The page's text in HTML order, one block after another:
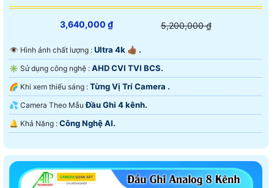
3,640,000 ₫ 5,200,000 ₫
👁 Hình ảnh chất lượng : Ultra 4k 👍🏾 .
✳️ Sử dụng công nghệ : AHD CVI TVI BCS.
🌈 Khi xem thiếu sáng : Từng Vị Trí Camera .
💦 Camera Theo MẫuĐầu Ghi 4 kênh.
️🔔 Khả Năng : Công Nghệ AI.